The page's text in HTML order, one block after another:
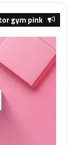
gym pink